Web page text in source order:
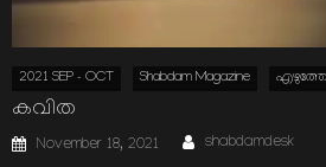
2021 SEP - OCT Shabdam Magazine
കവിത
Posted
on
November 18, 2021 Author
shabdamdesk